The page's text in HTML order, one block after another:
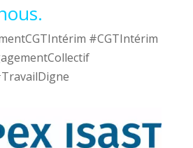
#CGTIntérim